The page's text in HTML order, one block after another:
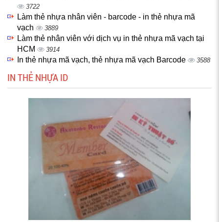
3722
Làm thẻ nhựa nhân viên - barcode - in thẻ nhựa mã
vạch
3889
Làm thẻ nhân viên với dịch vụ in thẻ nhựa mã vạch tại
HCM
3914
In thẻ nhựa mã vạch, thẻ nhựa mã vạch Barcode 3588
IN THẺ NHỰA ID